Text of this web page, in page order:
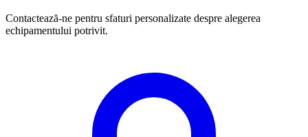
Contactează-ne pentru sfaturi personalizate despre alegerea
echipamentului potrivit.